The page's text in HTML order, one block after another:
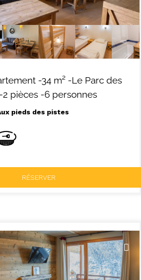
-34 m² -Le Parc des
-2 pièces -6 personnes
pieds des pistes
RÉSERVER